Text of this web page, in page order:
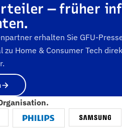
— früher
erhalten Sie GFU-
zu Home & Consumer Tech